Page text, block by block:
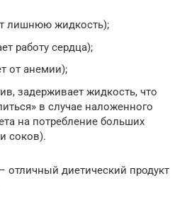
лишнюю жидкость);
работу сердца);
от анемии);
задерживает жидкость, что
в случае наложенного
на потребление больших
соков).
диетический продукт